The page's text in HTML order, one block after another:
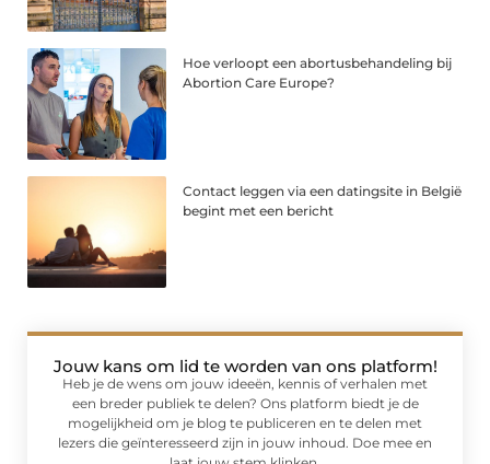
Hoe verloopt een abortusbehandeling bij
Abortion Care Europe?
Contact leggen via een datingsite in België
begint met een bericht
Jouw kans om lid te worden van ons platform!
Heb je de wens om jouw ideeën, kennis of verhalen met
een breder publiek te delen? Ons platform biedt je de
mogelijkheid om je blog te publiceren en te delen met
lezers die geïnteresseerd zijn in jouw inhoud. Doe mee en